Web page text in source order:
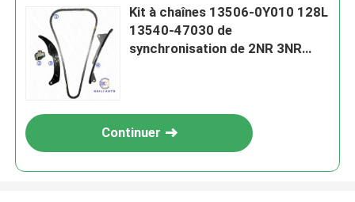
Kit à chaînes 13506-0Y010 128L
13540-47030 de
synchronisation de 2NR 3NR
Continuer